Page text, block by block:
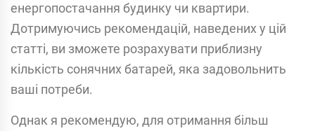
енергопостачання будинку чи квартири.
Дотримуючись рекомендацій, наведених у цій
статті, ви зможете розрахувати приблизну
кількість сонячних батарей, яка задовольнить
ваші потреби.
Однак я рекомендую, для отримання більш